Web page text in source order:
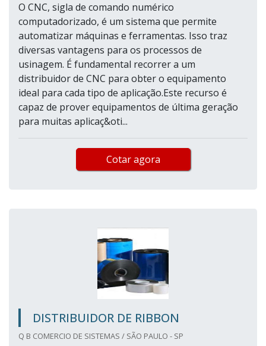
O CNC, sigla de comando numérico
computadorizado, é um sistema que permite
automatizar máquinas e ferramentas. Isso traz
diversas vantagens para os processos de
usinagem. É fundamental recorrer a um
distribuidor de CNC para obter o equipamento
ideal para cada tipo de aplicação.Este recurso é
capaz de prover equipamentos de última geração
para muitas aplicaç&oti...
Cotar agora
DISTRIBUIDOR DE RIBBON
Q B COMERCIO DE SISTEMAS / SÃO PAULO - SP